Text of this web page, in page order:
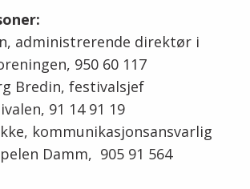
administrerende direktør i
950 60 117
Bredin, festivalsjef
91 14 91 19
kommunikasjonsansvarlig
Damm, 905 91 564